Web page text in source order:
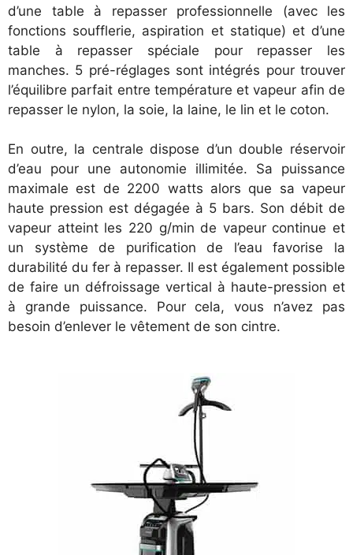
d’une table à repasser professionnelle (avec les
fonctions soufflerie, aspiration et statique) et d’une
table à repasser spéciale pour repasser les
manches. 5 pré-réglages sont intégrés pour trouver
l’équilibre parfait entre température et vapeur afin de
repasser le nylon, la soie, la laine, le lin et le coton.
En outre, la centrale dispose d’un double réservoir
d’eau pour une autonomie illimitée. Sa puissance
maximale est de 2200 watts alors que sa vapeur
haute pression est dégagée à 5 bars. Son débit de
vapeur atteint les 220 g/min de vapeur continue et
un système de purification de l’eau favorise la
durabilité du fer à repasser. Il est également possible
de faire un défroissage vertical à haute-pression et
à grande puissance. Pour cela, vous n’avez pas
besoin d’enlever le vêtement de son cintre.